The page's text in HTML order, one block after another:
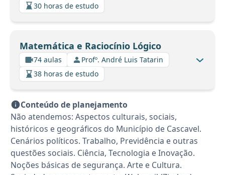
30 horas de estudo
Matemática e Raciocínio Lógico
74 aulas
Profº. André Luis Tatarin
38 horas de estudo
Conteúdo de planejamento
Não atendemos: Aspectos culturais, sociais,
históricos e geográficos do Município de Cascavel.
Cenários políticos. Trabalho, Previdência e outras
questões sociais. Ciência, Tecnologia e Inovação.
Noções básicas de segurança. Arte e Cultura.